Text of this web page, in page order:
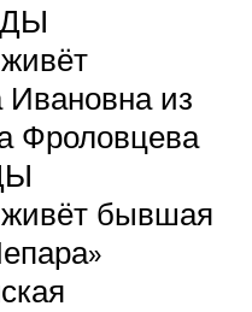
Ивановна из
Фроловцева
бывшая